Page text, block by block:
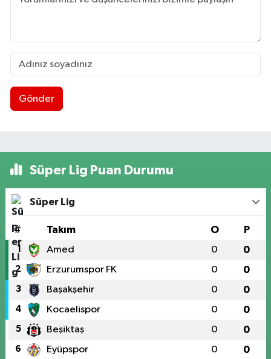
Gönder
Süper Lig Puan Durumu
Süper Lig
# Takım O P
1 Amed 0 0
2 Erzurumspor FK 0 0
3 Başakşehir 0 0
4 Kocaelispor 0 0
5 Beşiktaş 0 0
6 Eyüpspor 0 0